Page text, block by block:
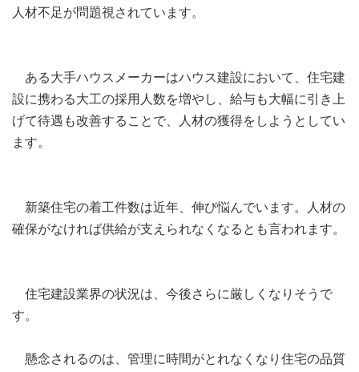
人材不足が問題視されています。
ある大手ハウスメーカーはハウス建設において、住宅建
設に携わる大工の採用人数を増やし、給与も大幅に引き上
げて待遇も改善することで、人材の獲得をしようとしてい
ます。
新築住宅の着工件数は近年、伸び悩んでいます。人材の
確保がなければ供給が支えられなくなるとも言われます。
住宅建設業界の状況は、今後さらに厳しくなりそうで
す。
懸念されるのは、管理に時間がとれなくなり住宅の品質